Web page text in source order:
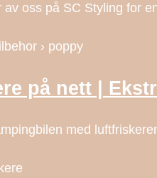
oss på SC Styling for
› poppy
på nett |
med